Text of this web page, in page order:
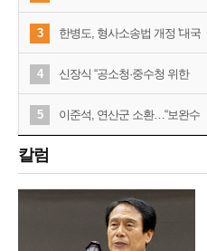
3 한병도, 형사소송법 개정 '대국
4 신장식 “공소청·중수청 위한
5 이준석, 연산군 소환…“보완수
칼럼